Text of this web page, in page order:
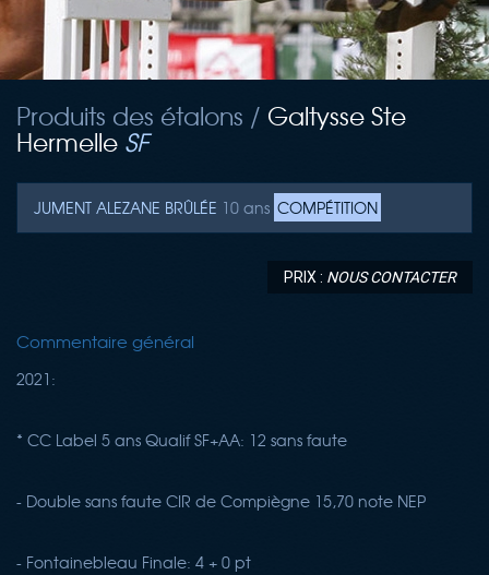
Produits des étalons / Galtysse Ste
Hermelle SF
JUMENT ALEZANE BRÛLÉE 10 ans COMPÉTITION
PRIX : NOUS CONTACTER
Commentaire général
2021:
* CC Label 5 ans Qualif SF+AA: 12 sans faute
- Double sans faute CIR de Compiègne 15,70 note NEP
- Fontainebleau Finale: 4 + 0 pt